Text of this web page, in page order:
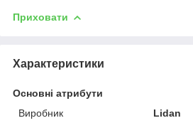
Приховати
Характеристики
Основні атрибути
Виробник
Lidan